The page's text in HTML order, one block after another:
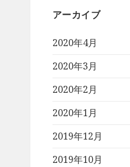
アーカイブ
2020年4月
2020年3月
2020年2月
2020年1月
2019年12月
2019年10月